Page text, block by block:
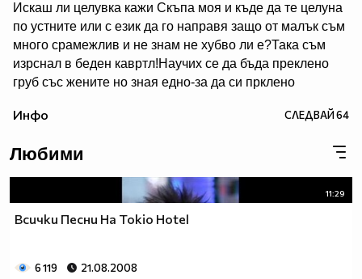
Искаш ли целувка кажи Скъпа моя и къде да те целуна
по устните или с език да го направя защо от малък съм
много срaмeжлив и не знам не хубво ли e?Така съм
изрснал в беден кавртл!Научих се да бъда преклено
груб със жените но зная едно-за да си прклено
Боби_Табелката по прякор bobiman10 ;)
Инфо СЛЕДВАЙ64
Любими
11:29
Всички Песни На Tokio Hotel
6 119 21.08.2008